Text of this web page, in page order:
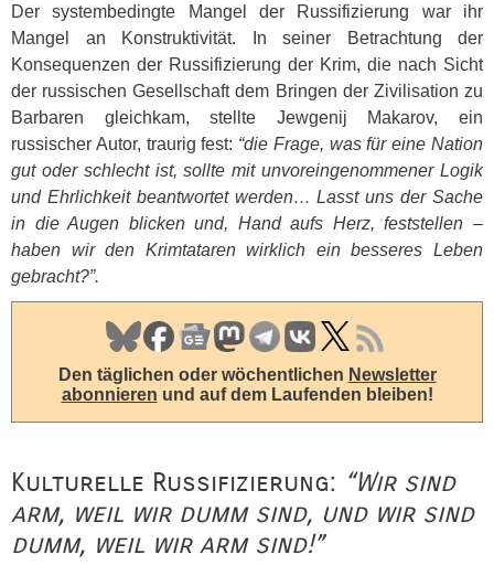
Der systembedingte Mangel der Russifizierung war ihr
Mangel an Konstruktivität. In seiner Betrachtung der
Konsequenzen der Russifizierung der Krim, die nach Sicht
der russischen Gesellschaft dem Bringen der Zivilisation zu
Barbaren gleichkam, stellte Jewgenij Makarov, ein
russischer Autor, traurig fest: “die Frage, was für eine Nation
gut oder schlecht ist, sollte mit unvoreingenommener Logik
und Ehrlichkeit beantwortet werden… Lasst uns der Sache
in die Augen blicken und, Hand aufs Herz, feststellen –
haben wir den Krimtataren wirklich ein besseres Leben
gebracht?”.
Den täglichen oder wöchentlichen Newsletter
abonnieren und auf dem Laufenden bleiben!
Kulturelle Russifizierung: “Wir sind
arm, weil wir dumm sind, und wir sind
dumm, weil wir arm sind!”